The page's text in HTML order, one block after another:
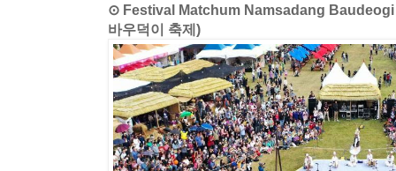
⊙ Festival Matchum Namsadang
바우덕이 축제)